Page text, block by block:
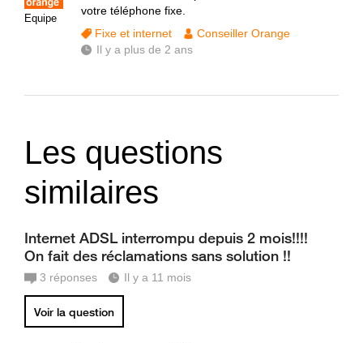
Equipe
votre téléphone fixe.
Fixe et internet
Conseiller Orange
Il y a plus de 2 ans
Les questions
similaires
Internet ADSL interrompu depuis 2 mois!!!!
On fait des réclamations sans solution !!
3 réponses Il y a 11 mois
Voir la question